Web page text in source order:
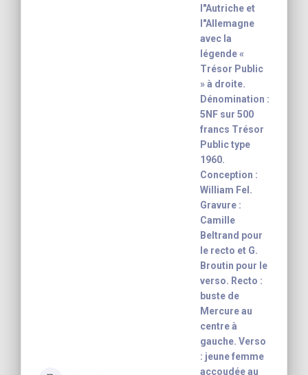
l"Autriche et
l"Allemagne
avec la
légende «
Trésor Public
» à droite.
Dénomination :
5NF sur 500
francs Trésor
Public type
1960.
Conception :
William Fel.
Gravure :
Camille
Beltrand pour
le recto et G.
Broutin pour le
verso. Recto :
buste de
Mercure au
centre à
gauche. Verso
: jeune femme
accoudée au